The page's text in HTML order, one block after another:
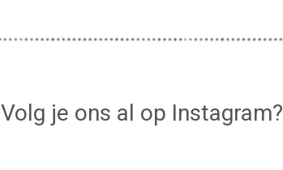
Volg je ons al op Instagram?